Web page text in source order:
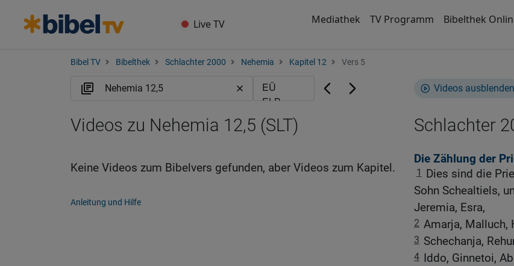
Live TV Mediathek TV Programm Bibelthek
Bibel TV Bibelthek Schlachter 2000 Nehemia Kapitel 12 Vers 5
Videos ausblenden
Schlachter
Die Zählung der
1
Dies sind die
Sohn Schealtiels,
Jeremia, Esra,
2 Amarja, Malluch,
3 Schechanja,
4 Iddo, Ginnetoi,
Videos zu Nehemia 12,5 (SLT)
Keine Videos zum Bibelvers gefunden, aber Videos zum Kapitel.
Anleitung und Hilfe